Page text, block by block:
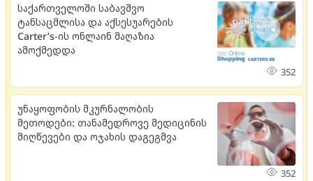
საქართველოში საბავშვო
ტანსაცმლისა და აქსესუარების
Carter’s-ის ონლაინ მაღაზია
ამოქმედდა
352
უნაყოფობის მკურნალობის
მეთოდები: თანამედროვე მედიცინის
მიღწევები და ოჯახის დაგეგმვა
352